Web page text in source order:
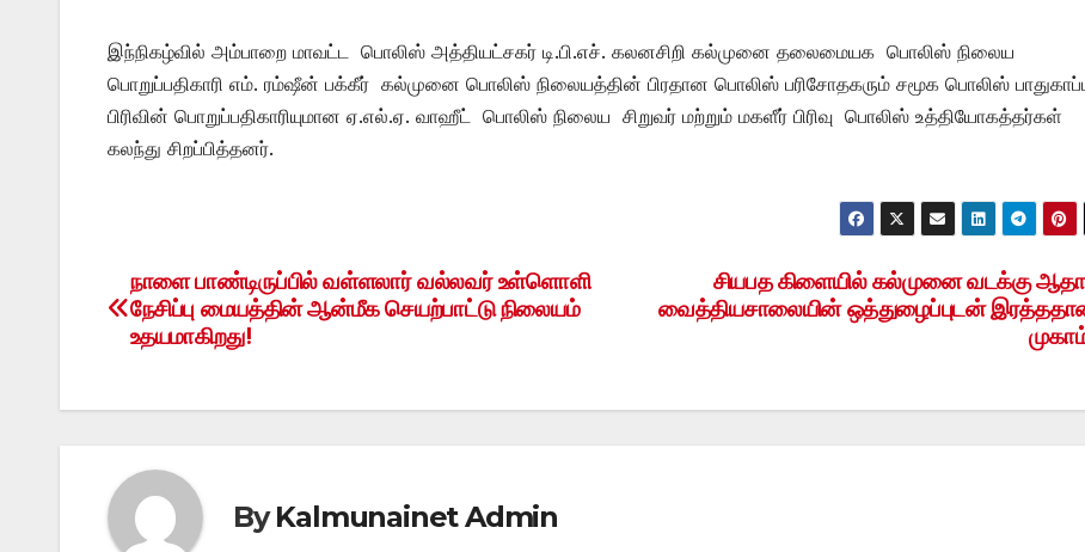
இந்நிகழ்வில் அம்பாறை மாவட்ட பொலிஸ் அத்தியட்சகர் டி.பி.எச். கலனசிறி கல்முனை தலைமையக பொலிஸ் நிலைய
பொறுப்பதிகாரி எம். ரம்ஷீன் பக்கீர் கல்முனை பொலிஸ் நிலையத்தின் பிரதான பொலிஸ் பரிசோதகரும் சமூக பொலிஸ்
பிரிவின் பொறுப்பதிகாரியுமான ஏ.எல்.ஏ. வாஹீட் பொலிஸ் நிலைய சிறுவர் மற்றும் மகளீர் பிரிவு பொலிஸ் உத்தியோகத்தர்கள்
கலந்து சிறப்பித்தனர்.
Post
navigation
சியபத கிளையில் கல்முனை வடக்கு
வைத்தியசாலையின் ஒத்துழைப்புடன்
நாளை பாண்டிருப்பில் வள்ளலார் வல்லவர் உள்ளொளி
நேசிப்பு மையத்தின் ஆன்மீக செயற்பாட்டு நிலையம்
உதயமாகிறது!
ByKalmunainet Admin